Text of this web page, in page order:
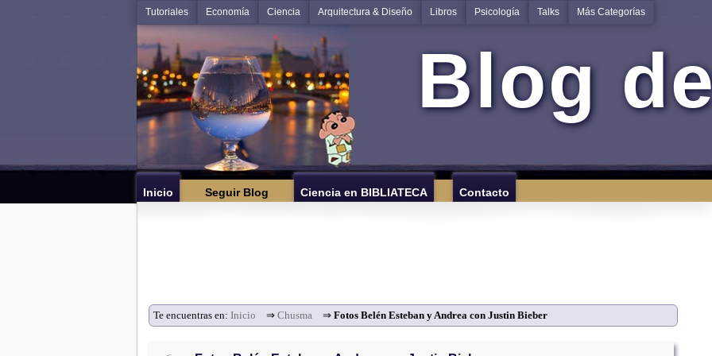
Tutoriales Economía Ciencia Arquitectura & Diseño Libros Psicología Talks Más Categorías
Blog
Inicio Seguir Blog Ciencia en BIBLIATECA Contacto
Te encuentras en: Inicio ⇒ Chusma ⇒ Fotos Belén Esteban y Andrea con Justin Bieber